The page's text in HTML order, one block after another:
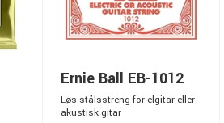
Ernie Ball EB-1012
Løs stålsstreng for elgitar eller
akustisk gitar